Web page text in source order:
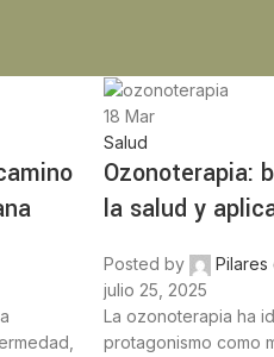
18Mar
Salud
Ozonoterapia:
la salud y
Posted by
Pilares
julio 25, 2025
La ozonoterapia ha
protagonismo como